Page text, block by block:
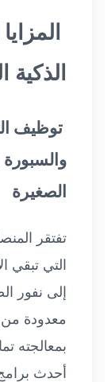
توظيف
والسبورة
الصغيرة
تفتقر
التي تبقي
إلى نفور
معدودة من
بمعالجته
أحدث برامج